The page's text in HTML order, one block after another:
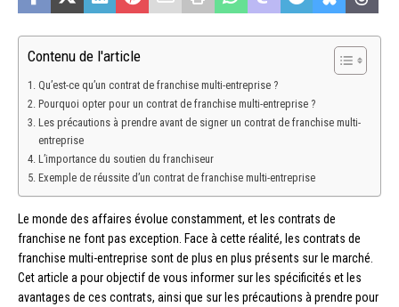
Contenu de l'article
Qu’est-ce qu’un contrat de franchise multi-entreprise ?
Pourquoi opter pour un contrat de franchise multi-entreprise ?
Les précautions à prendre avant de signer un contrat de franchise multi-
entreprise
L’importance du soutien du franchiseur
Exemple de réussite d’un contrat de franchise multi-entreprise
Le monde des affaires évolue constamment, et les contrats de
franchise ne font pas exception. Face à cette réalité, les contrats de
franchise multi-entreprise sont de plus en plus présents sur le marché.
Cet article a pour objectif de vous informer sur les spécificités et les
avantages de ces contrats, ainsi que sur les précautions à prendre pour